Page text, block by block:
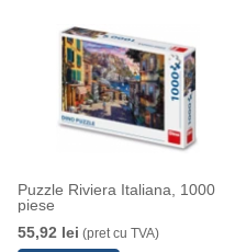
Puzzle Riviera Italiana, 1000
piese
55,92 lei (pret cu TVA)